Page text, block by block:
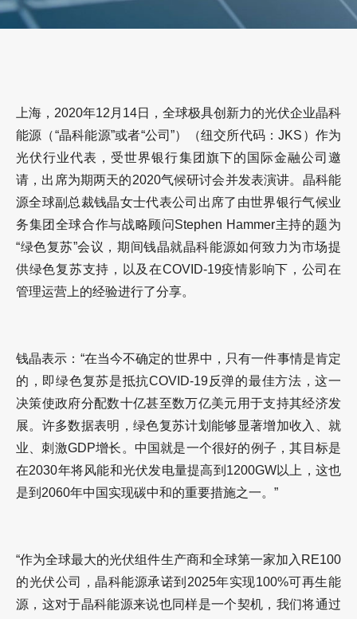
上海， 2020年12 月 14日，全球极具创新力的光伏企业晶科
能源（“晶科能源”或者“公司”）（纽交所代码：JKS ）作为
光伏行业代表，受世界银行集团旗下的国际金融公司邀
请，出席为期两天的2020气候研讨会并发表演讲。晶科能
源全球副总裁钱晶女士代表公司出席了由世界银行气候业
务集团全球合作与战略顾问Stephen Hammer主持的题为
“绿色复苏”会议，期间钱晶就晶科能源如何致力为市场提
供绿色复苏支持，以及在COVID-19疫情影响下，公司在
管理运营上的经验进行了分享。
钱晶表示：“在当今不确定的世界中，只有一件事情是肯定
的，即绿色复苏是抵抗COVID-19反弹的最佳方法，这一
决策使政府分配数十亿甚至数万亿美元用于支持其经济发
展。许多数据表明，绿色复苏计划能够显著增加收入、就
业、刺激GDP增长。中国就是一个很好的例子，其目标是
在2030年将风能和光伏发电量提高到 1200GW以上，这也
是到 2060年中国实现碳中和的重要措施之一。”
“作为全球最大的光伏组件生产商和全球第一家加入 RE100
的光伏公司，晶科能源承诺到 2025年实现100%可再生能
源，这对于晶科能源来说也同样是一个契机，我们将通过